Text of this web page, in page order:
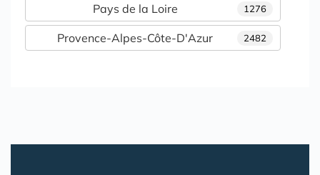
1276
Pays de la Loire
2482
Provence-Alpes-Côte-D'Azur